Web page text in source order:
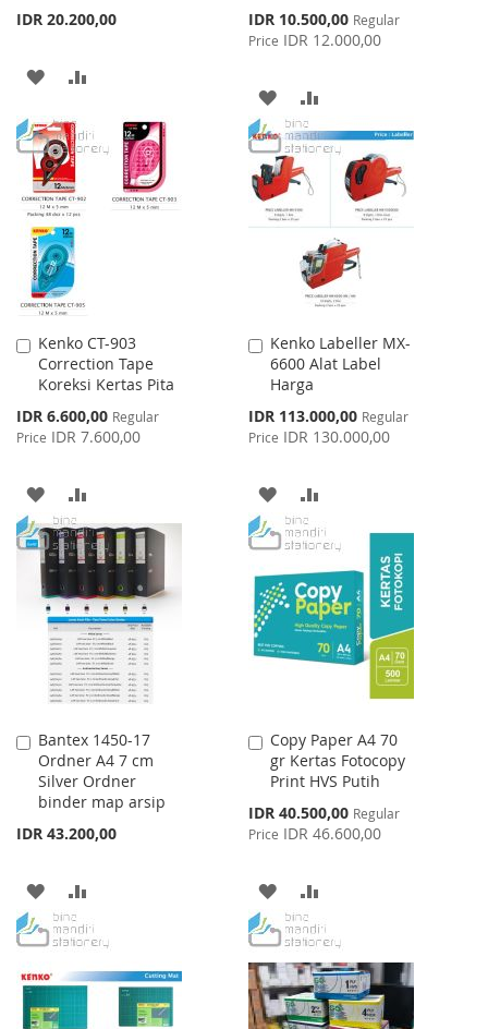
IDR 20.200,00
ADD
WISH
LIST
COMPARE
Special
Price
IDR 10.500,00 Regular
Price IDR 12.000,00
ADD
TO
WISH
LIST
TO
COMPARE
Kenko CT-903
Correction Tape
Koreksi Kertas Pita
Special
Price
IDR 6.600,00 Regular
Price IDR 7.600,00
Add
to
Cart
ADD
TO
WISH
LIST
TO
COMPARE
Kenko Labeller MX-
6600 Alat Label
Harga
Special
Price
IDR 113.000,00 Regular
Price IDR 130.000,00
Add
to
Cart
ADD
TO
WISH
LIST
TO
COMPARE
Bantex 1450-17
Ordner A4 7 cm
Silver Ordner
binder map arsip
IDR 43.200,00
Add
to
Cart
ADD
TO
LIST
TO
COMPARE
Copy Paper A4 70
gr Kertas Fotocopy
Print HVS Putih
Special
Price
IDR 40.500,00 Regular
Price IDR 46.600,00
Add
to
Cart
ADD
TO
WISH
LIST
TO
COMPARE